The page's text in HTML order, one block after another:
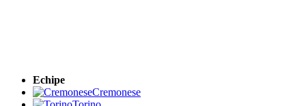
Echipe
Cremonese